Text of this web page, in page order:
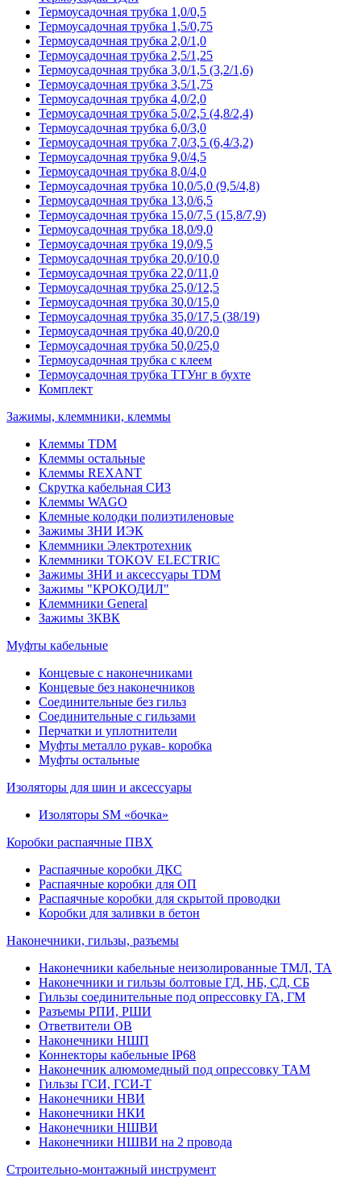
Термоусадочная трубка 1,0/0,5
Термоусадочная трубка 1,5/0,75
Термоусадочная трубка 2,0/1,0
Термоусадочная трубка 2,5/1,25
Термоусадочная трубка 3,0/1,5 (3,2/1,6)
Термоусадочная трубка 3,5/1,75
Термоусадочная трубка 4,0/2,0
Термоусадочная трубка 5,0/2,5 (4,8/2,4)
Термоусадочная трубка 6,0/3,0
Термоусадочная трубка 7,0/3,5 (6,4/3,2)
Термоусадочная трубка 9,0/4,5
Термоусадочная трубка 8,0/4,0
Термоусадочная трубка 10,0/5,0 (9,5/4,8)
Термоусадочная трубка 13,0/6,5
Термоусадочная трубка 15,0/7,5 (15,8/7,9)
Термоусадочная трубка 18,0/9,0
Термоусадочная трубка 19,0/9,5
Термоусадочная трубка 20,0/10,0
Термоусадочная трубка 22,0/11,0
Термоусадочная трубка 25,0/12,5
Термоусадочная трубка 30,0/15,0
Термоусадочная трубка 35,0/17,5 (38/19)
Термоусадочная трубка 40,0/20,0
Термоусадочная трубка 50,0/25,0
Термоусадочная трубка с клеем
Термоусадочная трубка ТТУнг в бухте
Комплект
Зажимы, клеммники, клеммы
Клеммы TDM
Клеммы остальные
Клеммы REXANT
Скрутка кабельная СИЗ
Клеммы WAGO
Клемные колодки полиэтиленовые
Зажимы ЗНИ ИЭК
Клеммники Электротехник
Клеммники TOKOV ELECTRIC
Зажимы ЗНИ и аксессуары TDM
Зажимы "КРОКОДИЛ"
Клеммники General
Зажимы 3КВК
Муфты кабельные
Концевые с наконечниками
Концевые без наконечников
Соединительные без гильз
Соединительные с гильзами
Перчатки и уплотнители
Муфты металло рукав- коробка
Муфты остальные
Изоляторы для шин и аксессуары
Изоляторы SM «бочка»
Коробки распаячные ПВХ
Распаячные коробки ДКС
Распаячные коробки для ОП
Распаячные коробки для скрытой проводки
Коробки для заливки в бетон
Наконечники, гильзы, разъемы
Наконечники кабельные неизолированные ТМЛ, ТА
Наконечники и гильзы болтовые ГД, НБ, СД, СБ
Гильзы соединительные под опрессовку ГА, ГМ
Разъемы РПИ, РШИ
Ответвители ОВ
Наконечники НШП
Коннекторы кабельные IP68
Наконечник алюмомедный под опрессовку ТАМ
Гильзы ГСИ, ГСИ-Т
Наконечники НВИ
Наконечники НКИ
Наконечники НШВИ
Наконечники НШВИ на 2 провода
Строительно-монтажный инструмент